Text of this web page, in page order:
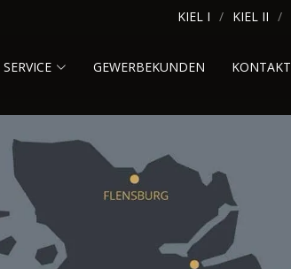
KIEL I KIEL II
SERVICE GEWERBEKUNDEN KONTAKT